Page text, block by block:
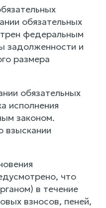
обязательных
федеральным
задолженности и
размера
обязательных
исполнения
законом.
взыскании
что
в течение
взносов, пеней,